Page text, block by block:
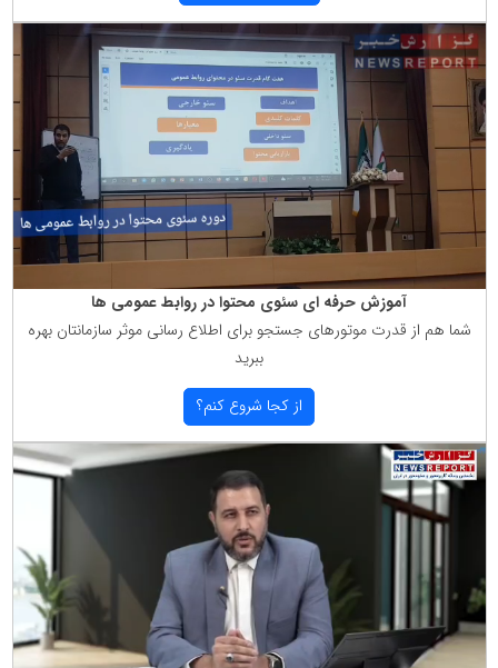
آموزش حرفه ای سئوی محتوا در روابط عمومی ها
شما هم از قدرت موتورهای جستجو برای اطلاع رسانی موثر سازمانتان بهره
ببرید
از كجا شروع كنم؟